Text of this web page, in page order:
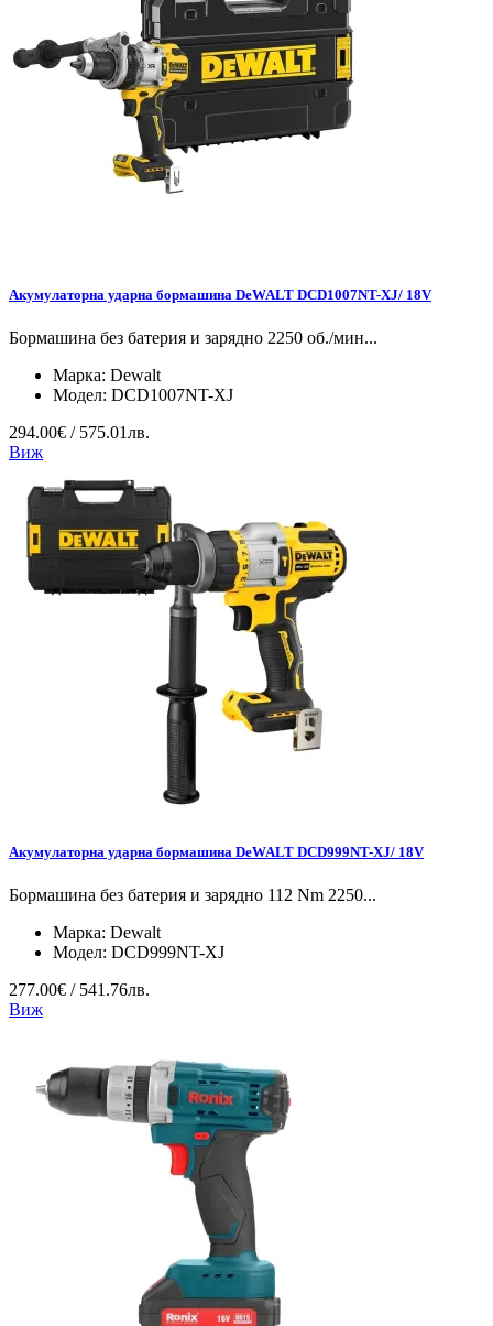
Акумулаторна ударна бормашина DeWALT DCD1007NT-XJ/ 18V
Бормашина без батерия и зарядно 2250 об./мин...
Марка: Dewalt
Модел: DCD1007NT-XJ
294.00€ / 575.01лв.
Виж
Акумулаторна ударна бормашина DeWALT DCD999NT-XJ/ 18V
Бормашина без батерия и зарядно 112 Nm 2250...
Марка: Dewalt
Модел: DCD999NT-XJ
277.00€ / 541.76лв.
Виж